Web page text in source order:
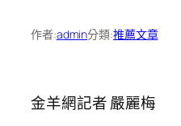
作者:admin分類:推薦文章
金羊網記者 嚴麗梅